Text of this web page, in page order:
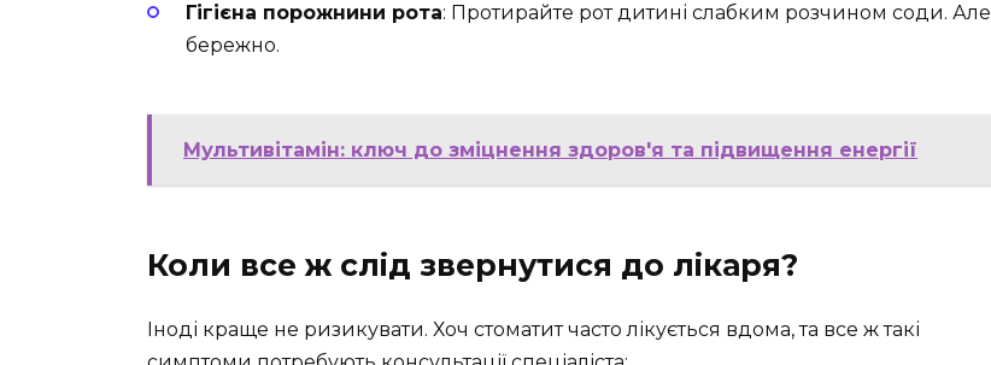
Гігієна порожнини рота: Протирайте рот дитині слабким розчином соди. Але
бережно.
Мультивітамін: ключ до зміцнення здоров'я та підвищення енергії
Коли все ж слід звернутися до лікаря?
Іноді краще не ризикувати. Хоч стоматит часто лікується вдома, та все ж такі